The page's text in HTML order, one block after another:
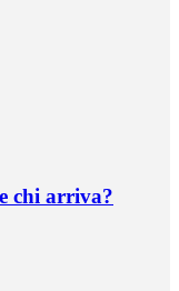
chi arriva?